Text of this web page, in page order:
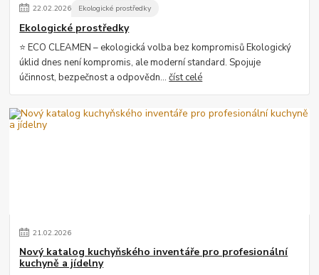
22.02.2026 Ekologické prostředky
Ekologické prostředky
⭐ ECO CLEAMEN – ekologická volba bez kompromisů Ekologický
úklid dnes není kompromis, ale moderní standard. Spojuje
účinnost, bezpečnost a odpovědn...číst celé
21.02.2026
Nový katalog kuchyňského inventáře pro profesionální
kuchyně a jídelny